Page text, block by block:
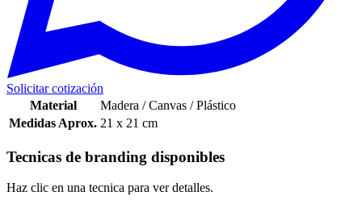
Solicitar cotización
Material
Madera / Canvas / Plástico
Medidas Aprox. 21 x 21 cm
Tecnicas de branding disponibles
Haz clic en una tecnica para ver detalles.